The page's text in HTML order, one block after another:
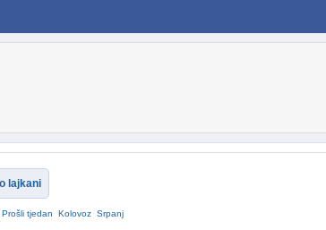
lajkani
Prošli tjedan Kolovoz Srpanj